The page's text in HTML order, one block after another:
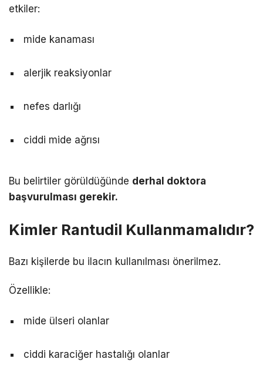
etkiler:
mide kanaması
alerjik reaksiyonlar
nefes darlığı
ciddi mide ağrısı
Bu belirtiler görüldüğünde derhal doktora
başvurulması gerekir.
Kimler Rantudil Kullanmamalıdır?
Bazı kişilerde bu ilacın kullanılması önerilmez.
Özellikle:
mide ülseri olanlar
ciddi karaciğer hastalığı olanlar